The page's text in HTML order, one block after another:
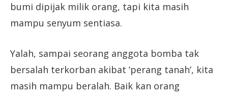
bumi dipijak milik orang, tapi kita masih
mampu senyum sentiasa.
Yalah, sampai seorang anggota bomba tak
bersalah terkorban akibat ‘perang tanah’, kita
masih mampu beralah. Baik kan orang